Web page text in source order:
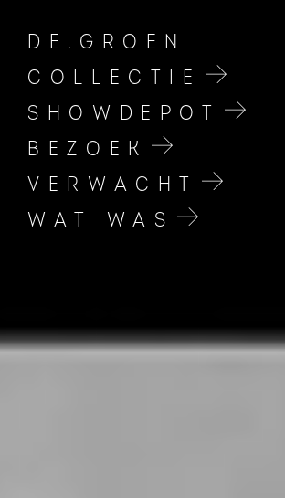
DE.GROEN
COLLECTIE
SHOWDEPOT
BEZOEK
VERWACHT
WAT WAS